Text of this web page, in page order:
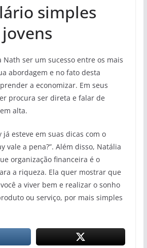
simples
Nath ser um sucesso entre os mais
abordagem e no fato desta
a economizar. Em seus
procura ser direta e falar de
alta.
já esteve em suas dicas com o
vale a pena?”. Além disso, Natália
organização financeira é o
a riqueza. Ela quer mostrar que
a viver bem e realizar o sonho
ou serviço, por mais simples